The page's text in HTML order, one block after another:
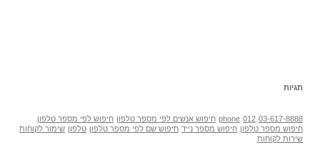
תגיות
03-617-8888
012
phone חיפוש אנשים לפי מספר טלפון חיפוש לפי מספר טלפון
חיפוש מספר טלפון חיפוש מספר נייד חיפוש שם לפי מספר טלפון טלפון שימור לקוחות
שירות לקוחות